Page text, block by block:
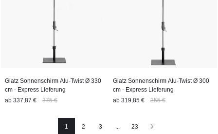
Glatz Sonnenschirm Alu-Twist Ø 330
cm - Express Lieferung
ab 337,87 € 375 €
Glatz Sonnenschirm Alu-Twist Ø 300
cm - Express Lieferung
ab 319,85 € 355 €
Seite
1
Seite
2
Seite
3 23
Nächste